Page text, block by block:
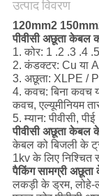
उत्पाद विवरण
120mm2
पीवीसी अछूता केबल
1. कोर: 1 .2 .3 .4
2. कंडक्टर: Cu या
3. अछूता: XLPE /
4. कवच: बिना कवच
कवच, एल्यूमीनियम
5. म्यान: पीवीसी, पीई
पीवीसी अछूता केबल
केबल को बिजली के
1kv के लिए निश्चित
पैकिंग सामग्री
लकड़ी के ड्रम,